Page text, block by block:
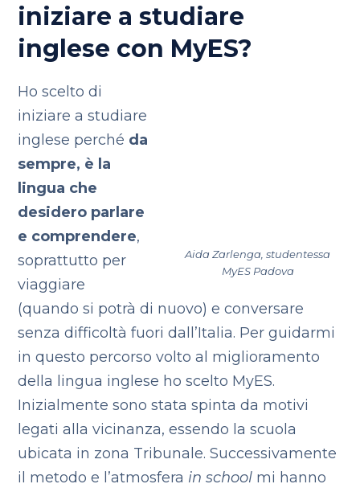
iniziare a studiare
inglese con MyES?
Aida Zarlenga, studentessa
MyES Padova
Ho scelto di
iniziare a studiare
inglese perché da
sempre, è la
lingua che
desidero parlare
e comprendere,
soprattutto per
viaggiare
(quando si potrà di nuovo) e conversare
senza difficoltà fuori dall’Italia. Per guidarmi
in questo percorso volto al miglioramento
della lingua inglese ho scelto MyES.
Inizialmente sono stata spinta da motivi
legati alla vicinanza, essendo la scuola
ubicata in zona Tribunale. Successivamente
il metodo e l’atmosfera in school mi hanno